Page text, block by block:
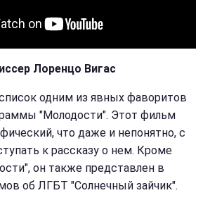
Лоренцо Вигас
одним из явных фаворитов
"Молодости". Этот фильм
что даже и непонятно, с
к рассказу о нем. Кроме
он также представлен в
об ЛГБТ "Солнечный зайчик".